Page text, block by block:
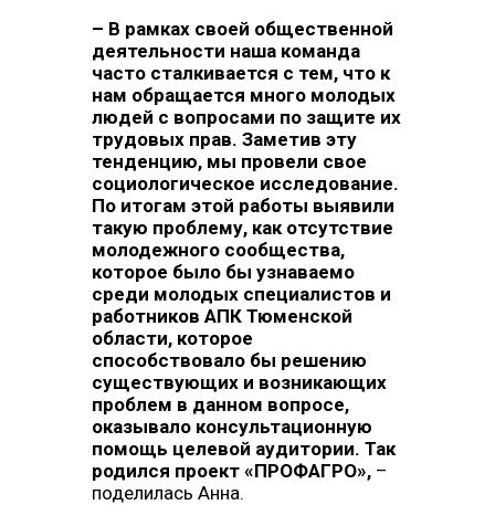
– В рамках своей общественной
деятельности наша команда
часто сталкивается с тем, что к
нам обращается много молодых
людей с вопросами по защите их
трудовых прав. Заметив эту
тенденцию, мы провели свое
социологическое исследование.
По итогам этой работы выявили
такую проблему, как отсутствие
молодежного сообщества,
которое было бы узнаваемо
среди молодых специалистов и
работников АПК Тюменской
области, которое
способствовало бы решению
существующих и возникающих
проблем в данном вопросе,
оказывало консультационную
помощь целевой аудитории. Так
родился проект «ПРОФАГРО», –
поделилась Анна.